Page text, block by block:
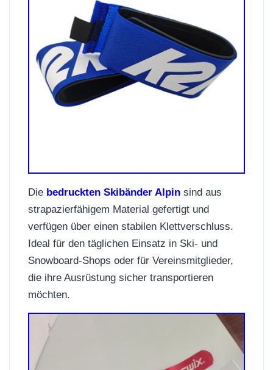
Die bedruckten Skibänder Alpin sind aus
strapazierfähigem Material gefertigt und
verfügen über einen stabilen Klettverschluss.
Ideal für den täglichen Einsatz in Ski- und
Snowboard-Shops oder für Vereinsmitglieder,
die ihre Ausrüstung sicher transportieren
möchten.